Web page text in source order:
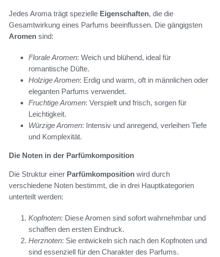
Jedes Aroma trägt spezielle Eigenschaften, die die
Gesamtwirkung eines Parfums beeinflussen. Die gängigsten
Aromen sind:
Florale Aromen: Weich und blühend, ideal für
romantische Düfte.
Holzige Aromen: Erdig und warm, oft in männlichen oder
eleganten Parfums verwendet.
Fruchtige Aromen: Verspielt und frisch, sorgen für
Leichtigkeit.
Würzige Aromen: Intensiv und anregend, verleihen Tiefe
und Komplexität.
Die Noten in der Parfümkomposition
Die Struktur einer Parfümkomposition wird durch
verschiedene Noten bestimmt, die in drei Hauptkategorien
unterteilt werden:
Kopfnoten: Diese Aromen sind sofort wahrnehmbar und
schaffen den ersten Eindruck.
Herznoten: Sie entwickeln sich nach den Kopfnoten und
sind essenziell für den Charakter des Parfums.